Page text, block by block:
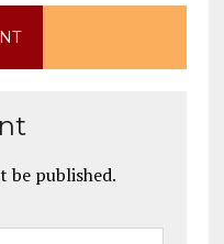
be published.